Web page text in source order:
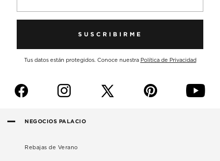
SUSCRIBIRME
Tus datos están protegidos. Conoce nuestra Política de Privacidad
f i p y
NEGOCIOS PALACIO
Rebajas de Verano